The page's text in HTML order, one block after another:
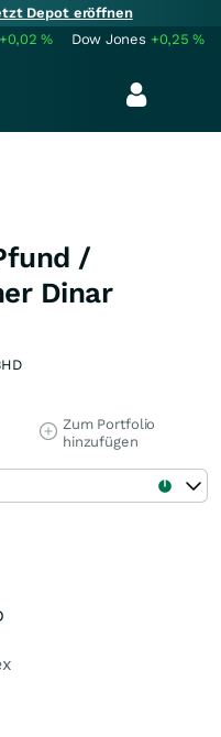
Depot eröffnen
+0,02% Dow Jones +0,25%
/
Dinar
Zum Portfolio
hinzufügen